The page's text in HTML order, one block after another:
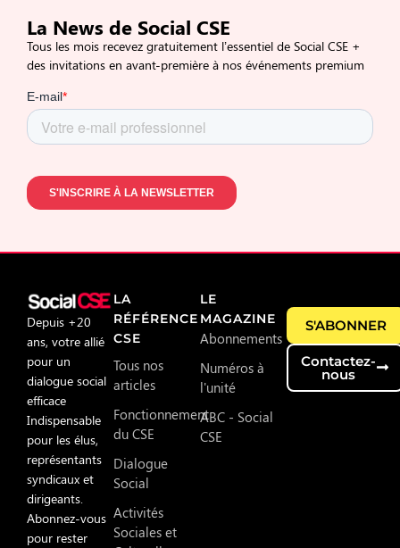
La News de Social CSE
Tous les mois recevez gratuitement l’essentiel de Social CSE +
des invitations en avant-première à nos événements premium
Depuis +20
ans, votre allié
pour un
dialogue social
efficace
Indispensable
pour les élus,
représentants
syndicaux et
dirigeants.
Abonnez-vous
pour rester
LA
RÉFÉRENCE
CSE
Tous nos
articles
Fonctionnement
du CSE
Dialogue
Social
Activités
Sociales et
LE
MAGAZINE
Abonnements
Numéros à
l'unité
ABC - Social
CSE
S'ABONNER
Contactez-
nous